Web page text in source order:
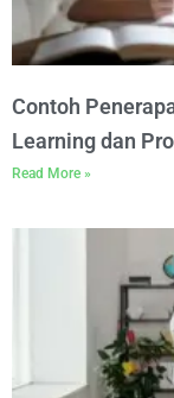
Contoh
Learning dan
Read More »